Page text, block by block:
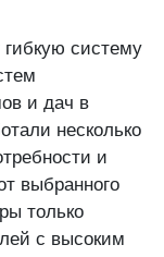
систему
и дач в
несколько
и
выбранного
только
с высоким